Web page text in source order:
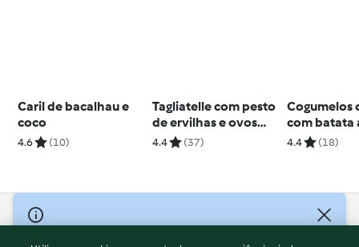
Caril de bacalhau e
coco
4.6 (10)
Tagliatelle com pesto
de ervilhas e ovos
quentes
4.4 (37)
Cogumelos
com batata
crocante
4.4 (18)
© Copyright 2026